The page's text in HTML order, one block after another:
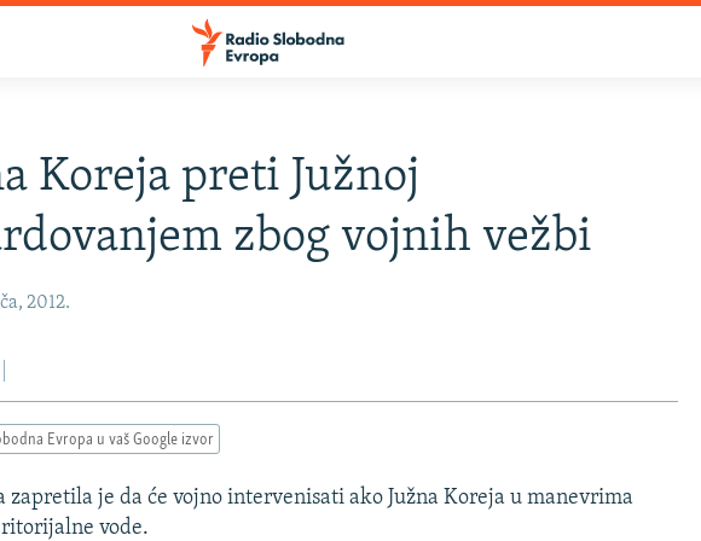
Koreja preti Južnoj
zbog vojnih vežbi
2012.
Evropa u vaš Google izvor
zapretila je da će vojno intervenisati ako Južna Koreja u manevrima
vode.